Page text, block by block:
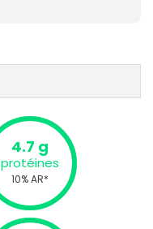
4.7 g
protéines
10% AR*